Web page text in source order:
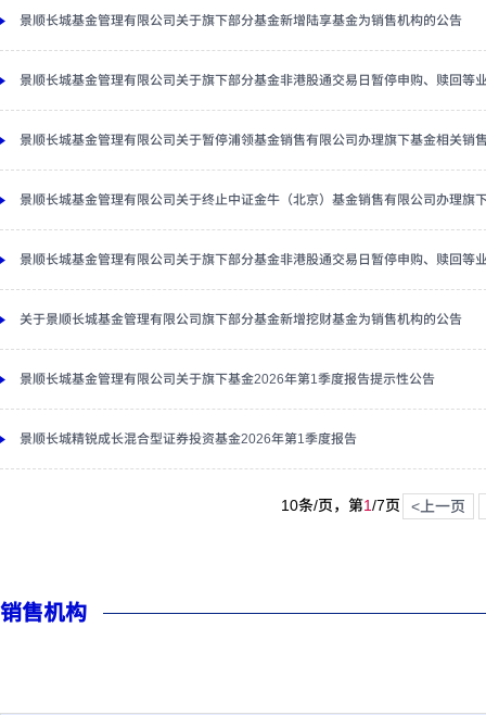
景顺长城基金管理有限公司关于旗下部分基金新增陆享基金为销售机构的公告
景顺长城基金管理有限公司关于旗下部分基金非港股通交易日暂停申购、赎回等
景顺长城基金管理有限公司关于暂停浦领基金销售有限公司办理旗下基金相关销
景顺长城基金管理有限公司关于终止中证金牛（北京）基金销售有限公司办理旗
景顺长城基金管理有限公司关于旗下部分基金非港股通交易日暂停申购、赎回等
关于景顺长城基金管理有限公司旗下部分基金新增挖财基金为销售机构的公告
景顺长城基金管理有限公司关于旗下基金2026年第1季度报告提示性公告
景顺长城精锐成长混合型证券投资基金2026年第1季度报告
10条/页，第1/7页 <上一页
销售机构